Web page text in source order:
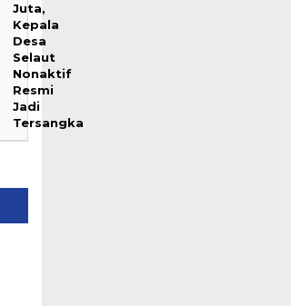
Juta,
Kepala
Desa
Selaut
Nonaktif
Resmi
Jadi
Tersangka